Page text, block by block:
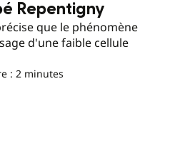
Repentigny
que le phénomène
d'une faible cellule
: 2 minutes